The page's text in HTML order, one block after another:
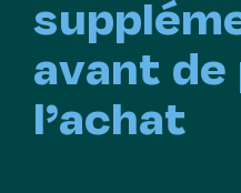
avant de
l’achat